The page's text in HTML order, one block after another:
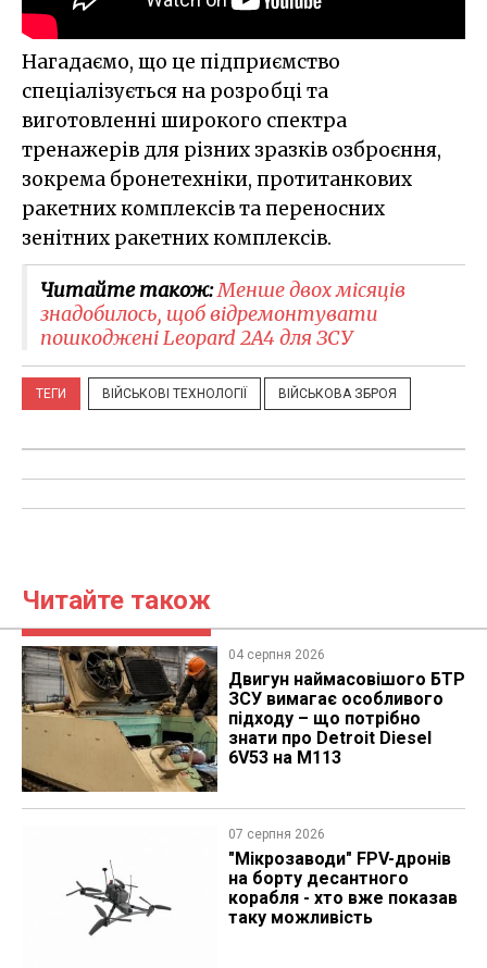
Нагадаємо, що це підприємство
спеціалізується на розробці та
виготовленні широкого спектра
тренажерів для різних зразків озброєння,
зокрема бронетехніки, протитанкових
ракетних комплексів та переносних
зенітних ракетних комплексів.
Читайте також:Менше двох місяців
знадобилось, щоб відремонтувати
пошкоджені Leopard 2A4 для ЗСУ
ТЕГИ ВІЙСЬКОВІ ТЕХНОЛОГІЇ ВІЙСЬКОВА ЗБРОЯ
Читайте також
04 серпня 2026
​Двигун наймасовішого БТР
ЗСУ вимагає особливого
підходу – що потрібно
знати про Detroit Diesel
6V53 на M113
07 серпня 2026
"Мікрозаводи" FPV-дронів
на борту десантного
корабля - хто вже показав
таку можливість